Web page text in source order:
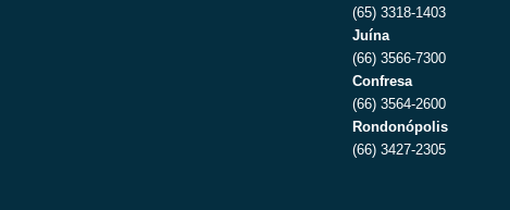
(65) 3318-1403
Juína
(66) 3566-7300
Confresa
(66) 3564-2600
Rondonópolis
(66) 3427-2305